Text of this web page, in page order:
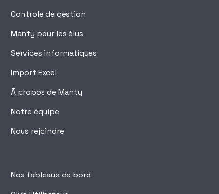
Controle de gestion
Manty pour les élus
Services informatiques
Import Excel
Ā propos de Manty
Notre équipe
Nous rejoindre
Nos tableaux de bord